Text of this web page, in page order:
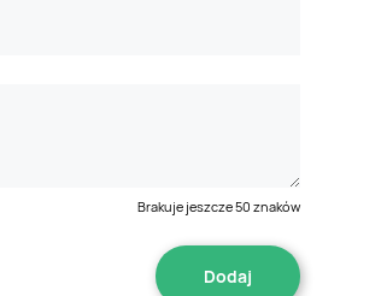
Brakuje jeszcze50 znaków